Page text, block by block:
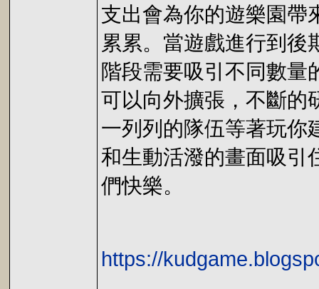
支出會為你的遊樂園帶
累累。當遊戲進行到後
階段需要吸引不同數量
可以向外擴張，不斷的
一列列的隊伍等著玩你
和生動活潑的畫面吸引
們快樂。
https://